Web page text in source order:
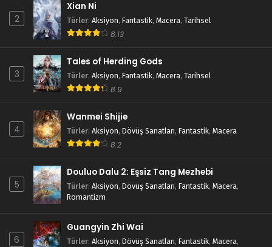
2
Xian Ni
Türler: Aksiyon, Fantastik, Macera, Tarihsel
8.13
3
Tales of Herding Gods
Türler: Aksiyon, Fantastik, Macera, Tarihsel
8.9
4
Wanmei Shijie
Türler: Aksiyon, Dövüş Sanatları, Fantastik, Macera
8.2
5
Douluo Dalu 2: Eşsiz Tang Mezhebi
Türler: Aksiyon, Dövüş Sanatları, Fantastik, Macera,
Romantizm
6
Guangyin Zhi Wai
Türler: Aksiyon, Dövüş Sanatları, Fantastik, Macera,